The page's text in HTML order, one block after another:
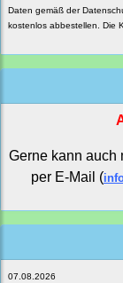
Daten gemäß der
kostenlos abbestellen. Die
Gerne kann auch
per E-Mail (
07.08.2026